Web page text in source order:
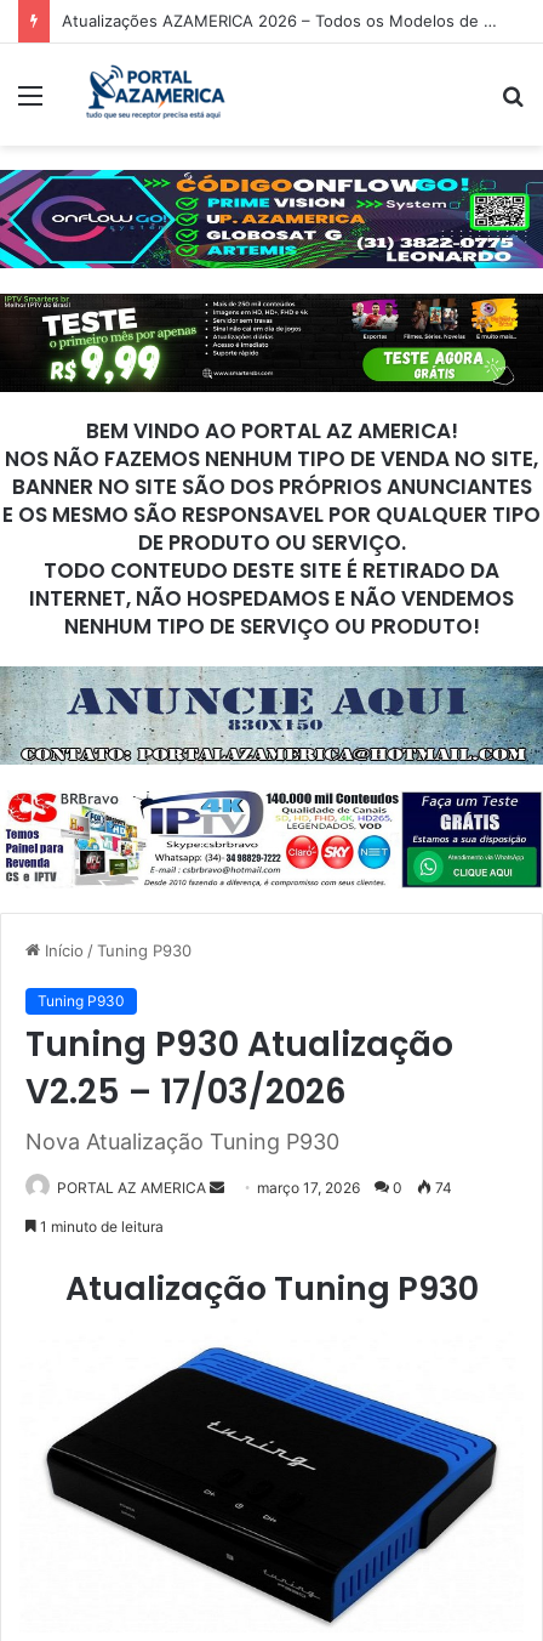
Atualizações AZAMERICA 2026 – Todos os Modelos de Receptores AZAMERICA
BEM VINDO AO PORTAL AZ AMERICA!
NOS NÃO FAZEMOS NENHUM TIPO DE VENDA NO SITE,
BANNER NO SITE SÃO DOS PRÓPRIOS ANUNCIANTES
E OS MESMO SÃO RESPONSAVEL POR QUALQUER TIPO
DE PRODUTO OU SERVIÇO.
TODO CONTEUDO DESTE SITE É RETIRADO DA
INTERNET, NÃO HOSPEDAMOS E NÃO VENDEMOS
NENHUM TIPO DE SERVIÇO OU PRODUTO!
Início /Tuning P930
Tuning P930
Tuning P930 Atualização
V2.25 – 17/03/2026
Nova Atualização Tuning P930
PORTAL AZ AMERICA
d
e
m
março 17, 2026 0 74
1 minuto de leitura
Atualização Tuning P930